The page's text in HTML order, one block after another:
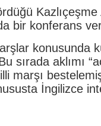
bir konferans
konusunda
sırada aklımı
marşı
İngilizce